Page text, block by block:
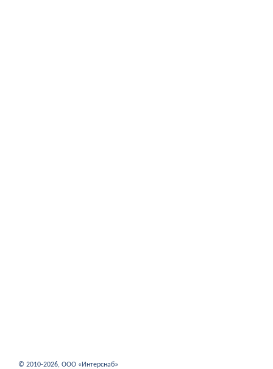
© 2010-2026, ООО «Интерснаб»